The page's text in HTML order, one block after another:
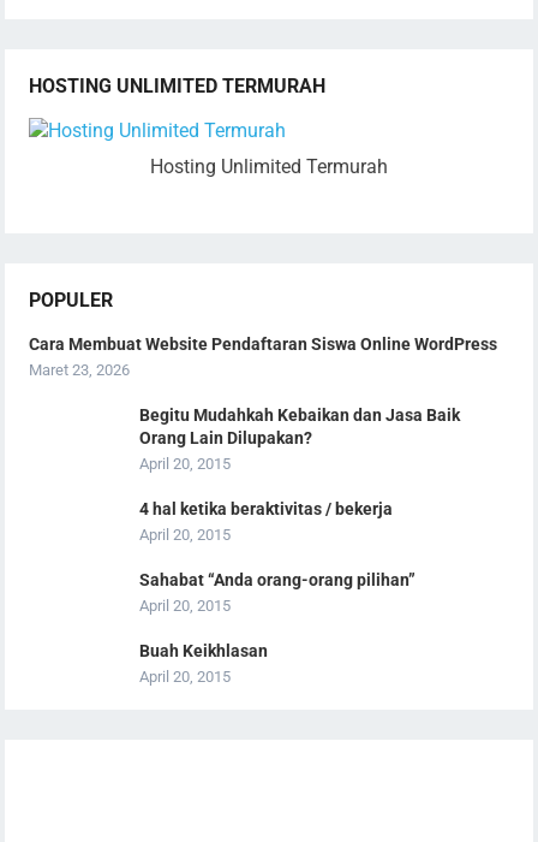
HOSTING UNLIMITED TERMURAH
Hosting Unlimited Termurah
POPULER
Cara Membuat Website Pendaftaran Siswa Online WordPress
Maret 23, 2026
Begitu Mudahkah Kebaikan dan Jasa Baik
Orang Lain Dilupakan?
April 20, 2015
4 hal ketika beraktivitas / bekerja
April 20, 2015
Sahabat “Anda orang-orang pilihan”
April 20, 2015
Buah Keikhlasan
April 20, 2015